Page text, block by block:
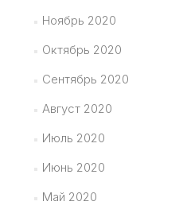
Ноябрь 2020
Октябрь 2020
Сентябрь 2020
Август 2020
Июль 2020
Июнь 2020
Май 2020